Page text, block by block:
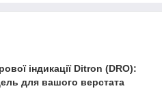
індикації Ditron (DRO):
для вашого верстата